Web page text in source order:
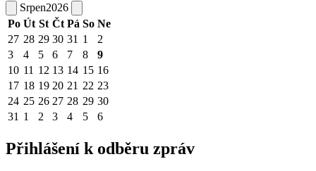
Srpen2026
Po Út St Čt Pá So Ne
27 28 29 30 31 1
2
3
4 5 6 7 8
9
10 11 12 13 14 15 16
17 18 19 20 21 22 23
24 25 26 27 28 29 30
31 1 2 3 4 5 6
Přihlášení k odběru zpráv